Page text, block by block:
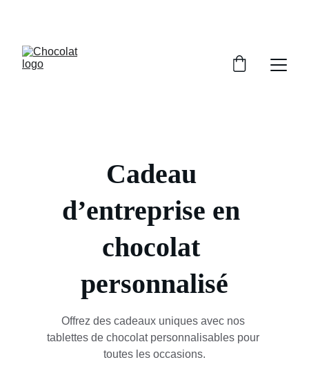
Cadeau
d’entreprise en
chocolat
personnalisé
Offrez des cadeaux uniques avec nos
tablettes de chocolat personnalisables pour
toutes les occasions.